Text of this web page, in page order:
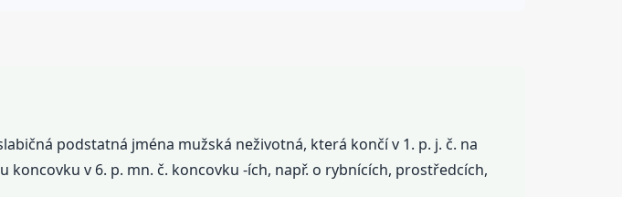
podstatná jména mužská neživotná, která končí v 1. p. j. č. na
v 6. p. mn. č. koncovku -ích, např. o rybnících, prostředcích,